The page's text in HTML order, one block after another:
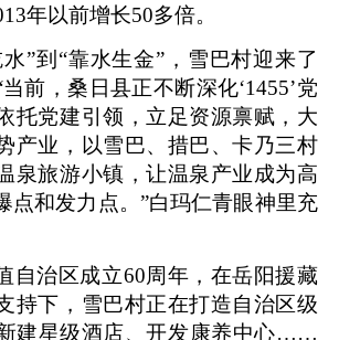
年以前增长50多倍。
”到“靠水生金”，雪巴村迎来了
前，桑日县正不断深化‘1455’党
托党建引领，立足资源禀赋，大
产业，以雪巴、措巴、卡乃三村
泉旅游小镇，让温泉产业成为高
点和发力点。”白玛仁青眼神里充
自治区成立60周年，在岳阳援藏
持下，雪巴村正在打造自治区级
建星级酒店、开发康养中心……